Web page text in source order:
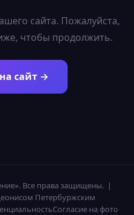
сайта. Пожалуйста,
чтобы продолжить.
сайт →
Все права защищены. |
Петербуржским
Согласие на фото